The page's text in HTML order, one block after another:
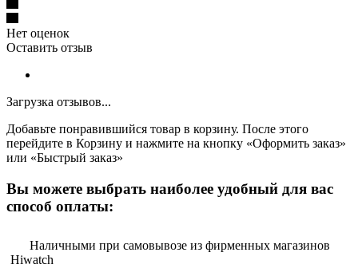
Нет оценок
Оставить отзыв
Загрузка отзывов...
Добавьте понравившийся товар в корзину. После этого
перейдите в Корзину и нажмите на кнопку «Оформить заказ»
или «Быстрый заказ»
Вы можете выбрать наиболее удобный для вас
способ оплаты:
Наличными при самовывозе из фирменных магазинов
Hiwatch